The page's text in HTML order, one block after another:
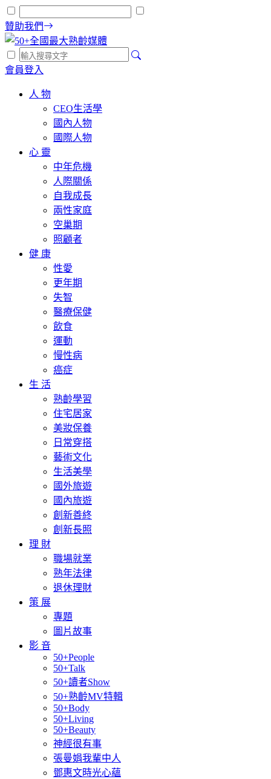
贊助我們
會員登入
人 物
CEO生活學
國內人物
國際人物
心 靈
中年危機
人際關係
自我成長
兩性家庭
空巢期
照顧者
健 康
性愛
更年期
失智
醫療保健
飲食
運動
慢性病
癌症
生 活
熟齡學習
住宅居家
美妝保養
日常穿搭
藝術文化
生活美學
國外旅遊
國內旅遊
創新善終
創新長照
理 財
職場就業
熟年法律
退休理財
策 展
專題
圖片故事
影 音
50+People
50+Talk
50+讀者Show
50+熟齡MV特輯
50+Body
50+Living
50+Beauty
神經很有事
張曼娟我輩中人
鄧惠文時光心蘊